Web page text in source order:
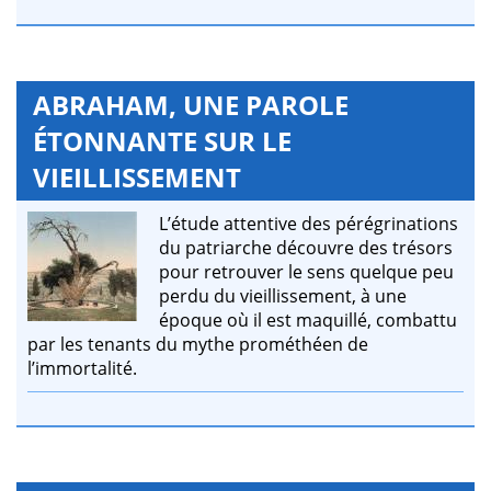
ABRAHAM, UNE PAROLE
ÉTONNANTE SUR LE
VIEILLISSEMENT
L’étude attentive des pérégrinations
du patriarche découvre des trésors
pour retrouver le sens quelque peu
perdu du vieillissement, à une
époque où il est maquillé, combattu
par les tenants du mythe prométhéen de
l’immortalité.